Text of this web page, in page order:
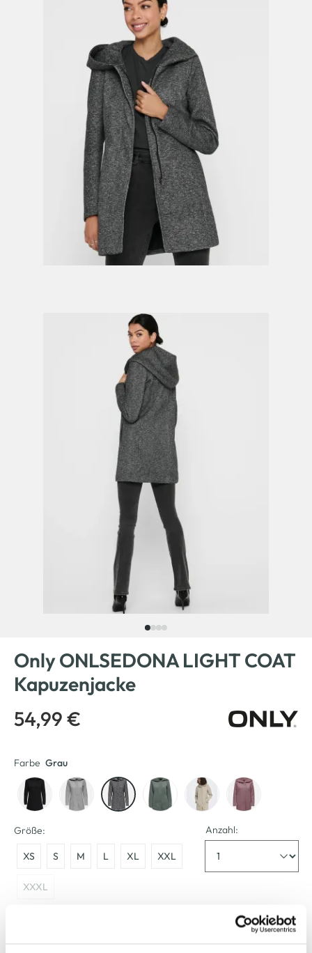
Only ONLSEDONA LIGHT COAT
Kapuzenjacke
54,99 €
Farbe Grau
Größe:
XS S M L XL XXL
XXXL
Anzahl: